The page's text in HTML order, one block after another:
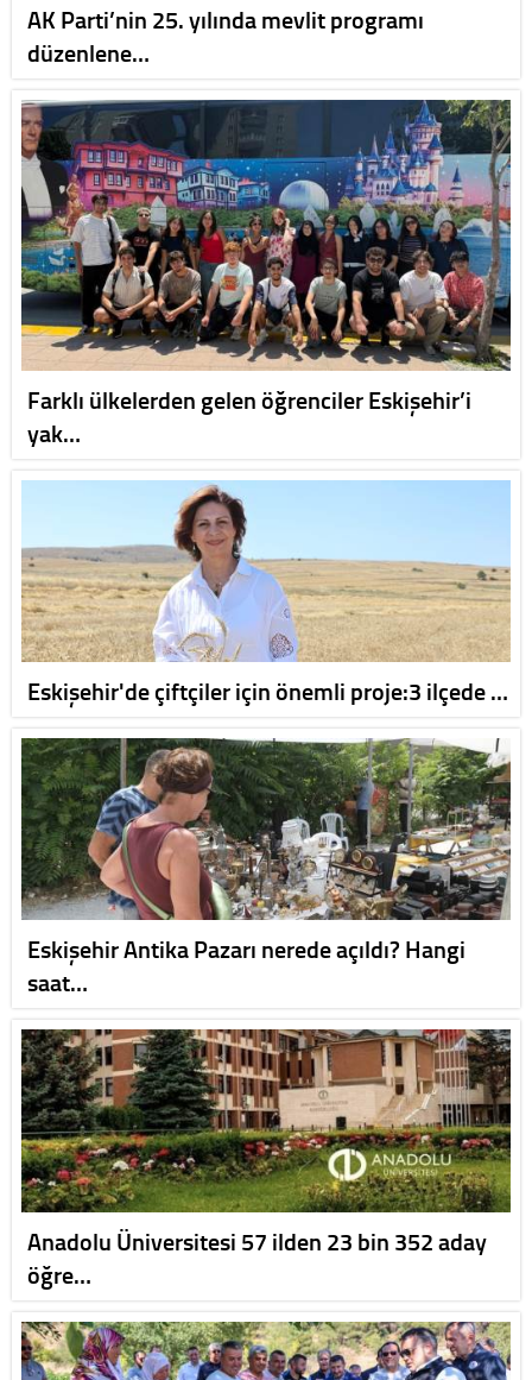
AK Parti’nin 25. yılında mevlit programı
düzenlene…
Farklı ülkelerden gelen öğrenciler Eskişehir’i
yak…
Eskişehir'de çiftçiler için önemli proje:3 ilçede …
Eskişehir Antika Pazarı nerede açıldı? Hangi
saat…
Anadolu Üniversitesi 57 ilden 23 bin 352 aday
öğre…